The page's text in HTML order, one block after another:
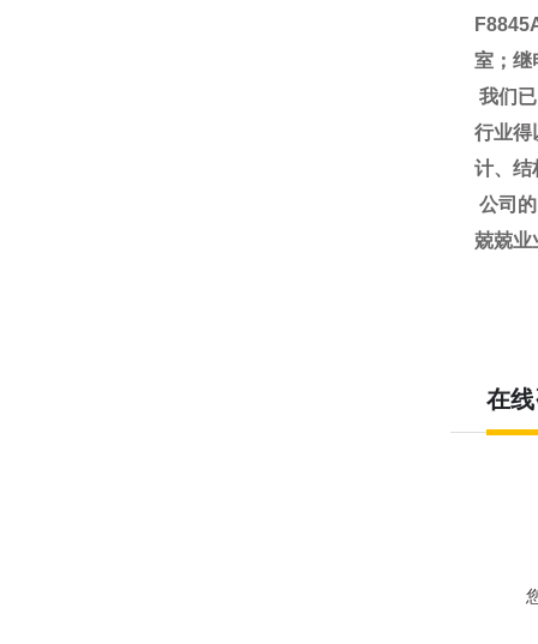
室；继
我们
行业得
计、结
公司
兢兢业
在